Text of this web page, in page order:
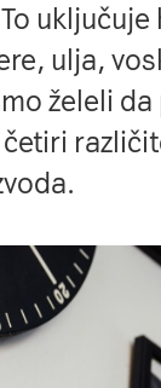
ulja,
želeli